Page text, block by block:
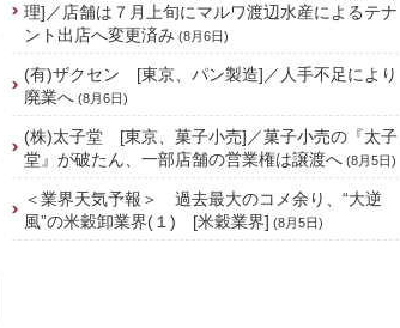
理]／店舗は７月上旬にマルワ渡辺水産によるテナ
ント出店へ変更済み (8月6日)
(有)ザクセン [東京、パン製造]／人手不足により
廃業へ (8月6日)
(株)太子堂 [東京、菓子小売]／菓子小売の『太子
堂』が破たん、一部店舗の営業権は譲渡へ (8月5日)
＜業界天気予報＞ 過去最大のコメ余り、“大逆
風”の米穀卸業界(１) [米穀業界] (8月5日)